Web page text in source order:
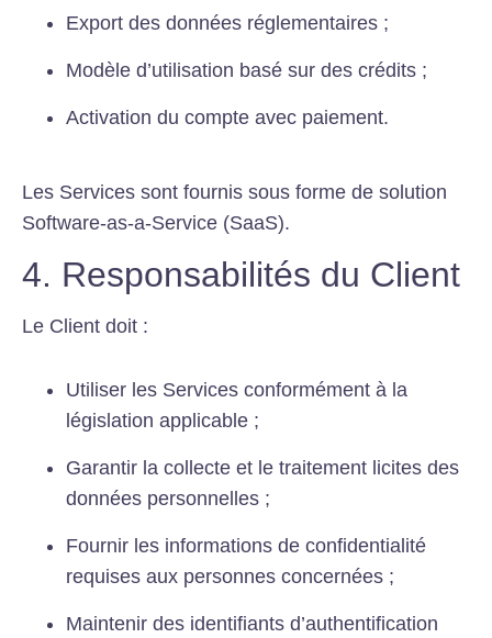
Export des données réglementaires ;
Modèle d’utilisation basé sur des crédits ;
Activation du compte avec paiement.
Les Services sont fournis sous forme de solution
Software-as-a-Service (SaaS).
4. Responsabilités du Client
Le Client doit :
Utiliser les Services conformément à la
législation applicable ;
Garantir la collecte et le traitement licites des
données personnelles ;
Fournir les informations de confidentialité
requises aux personnes concernées ;
Maintenir des identifiants d’authentification